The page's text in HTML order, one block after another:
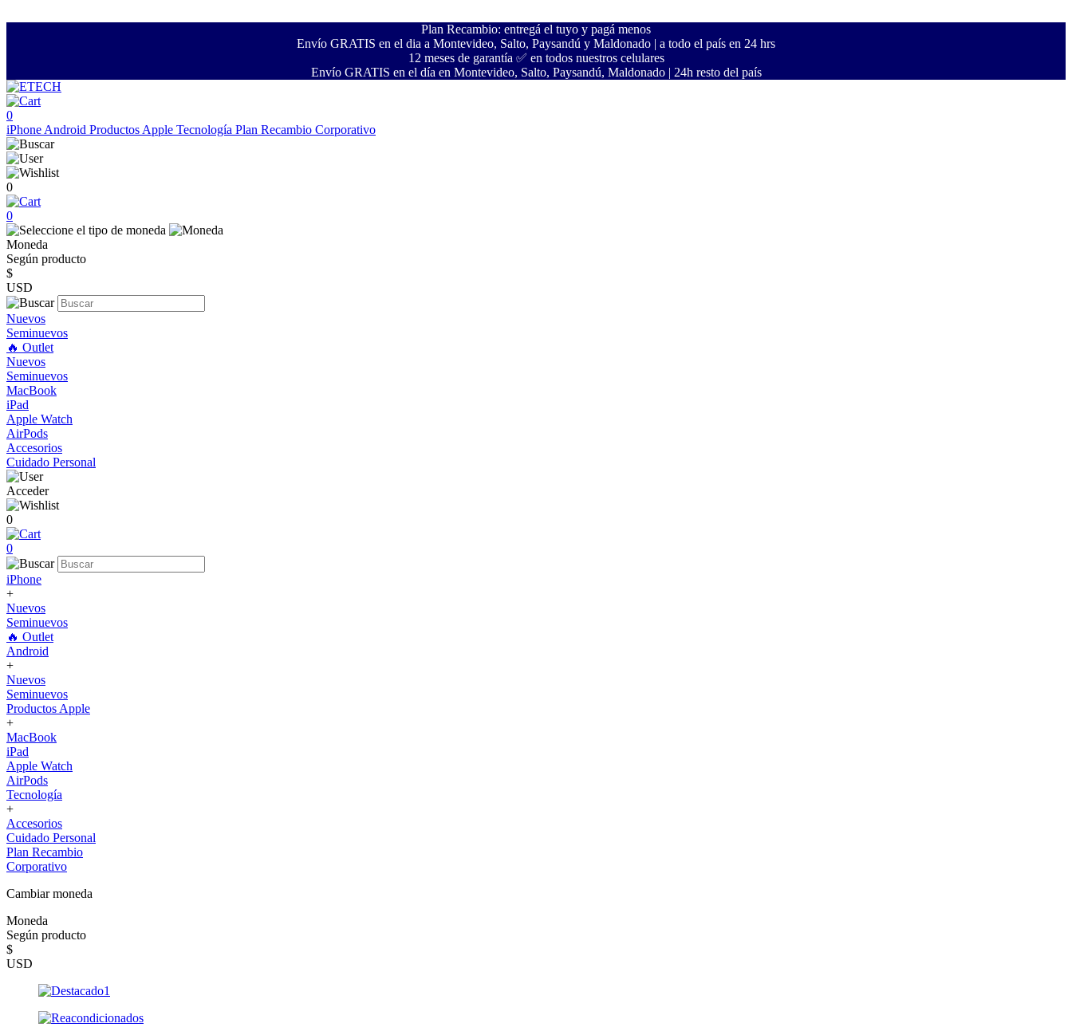
Plan Recambio: entregá el tuyo y pagá menos
Envío GRATIS en el dia a Montevideo, Salto, Paysandú y Maldonado | a todo el país en 24 hrs
12 meses de garantía ✅ en todos nuestros celulares
Envío GRATIS en el día en Montevideo, Salto, Paysandú, Maldonado | 24h resto del país
0
iPhone Android Productos Apple Tecnología Plan Recambio Corporativo
0
0
Moneda
Según producto
$
USD
Nuevos
Seminuevos
🔥 Outlet
Nuevos
Seminuevos
MacBook
iPad
Apple Watch
AirPods
Accesorios
Cuidado Personal
Acceder
0
0
iPhone
+
Nuevos
Seminuevos
🔥 Outlet
Android
+
Nuevos
Seminuevos
Productos Apple
+
MacBook
iPad
Apple Watch
AirPods
Tecnología
+
Accesorios
Cuidado Personal
Plan Recambio
Corporativo
Cambiar moneda
Moneda
Según producto
$
USD